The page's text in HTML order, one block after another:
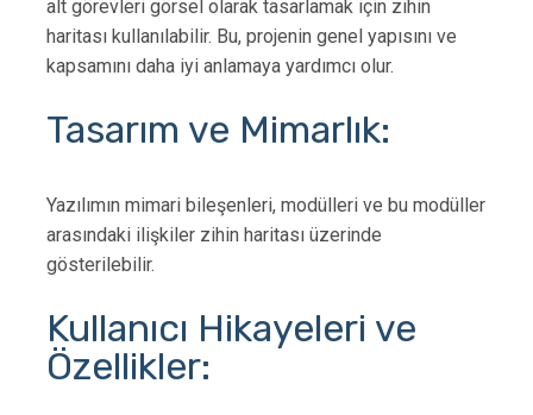
alt görevleri görsel olarak tasarlamak için zihin
haritası kullanılabilir. Bu, projenin genel yapısını ve
kapsamını daha iyi anlamaya yardımcı olur.
Tasarım ve Mimarlık:
Yazılımın mimari bileşenleri, modülleri ve bu modüller
arasındaki ilişkiler zihin haritası üzerinde
gösterilebilir.
Kullanıcı Hikayeleri ve
Özellikler: